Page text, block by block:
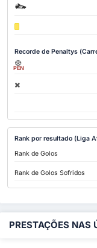
Recorde de Penaltys
PEN
Rank por resultado (Liga
Rank de Golos
Rank de Golos Sofridos
PRESTAÇÕES NAS